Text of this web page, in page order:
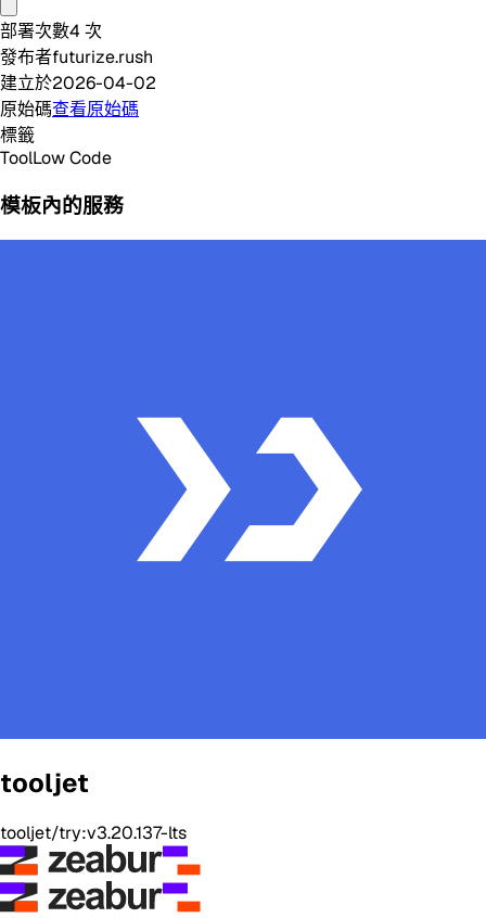
部署次數4 次
發布者futurize.rush
建立於2026-04-02
原始碼查看原始碼
標籤
ToolLow Code
模板內的服務
tooljet
tooljet/try:v3.20.137-lts